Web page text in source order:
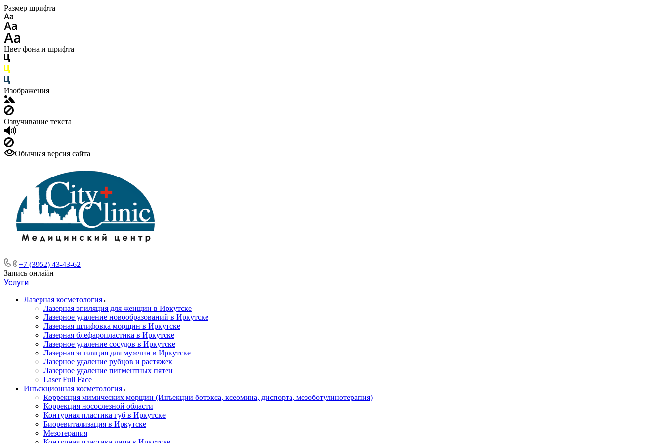
Размер шрифта
Цвет фона и шрифта
Изображения
Озвучивание текста
Обычная версия сайта
+7 (3952) 43-43-62
Запись онлайн
Услуги
Лазерная косметология
Лазерная эпиляция для женщин в Иркутске
Лазерное удаление новообразований в Иркутске
Лазерная шлифовка морщин в Иркутске
Лазерная блефаропластика в Иркутске
Лазерное удаление сосудов в Иркутске
Лазерная эпиляция для мужчин в Иркутске
Лазерное удаление рубцов и растяжек
Лазерное удаление пигментных пятен
​​Laser Full Face
Инъекционная косметология
Коррекция мимических морщин (Инъекции ботокса, ксеомина, диспорта, мезоботулинотерапия)
Коррекция носослезной области
Контурная пластика губ в Иркутске
Биоревитализация в Иркутске
Мезотерапия